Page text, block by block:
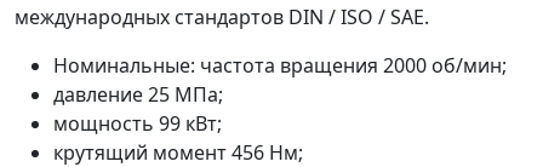
международных стандартов DIN / ISO / SAE.
Номинальные: частота вращения 2000 об/мин;
давление 25 МПа;
мощность 99 кВт;
крутящий момент 456 Нм;